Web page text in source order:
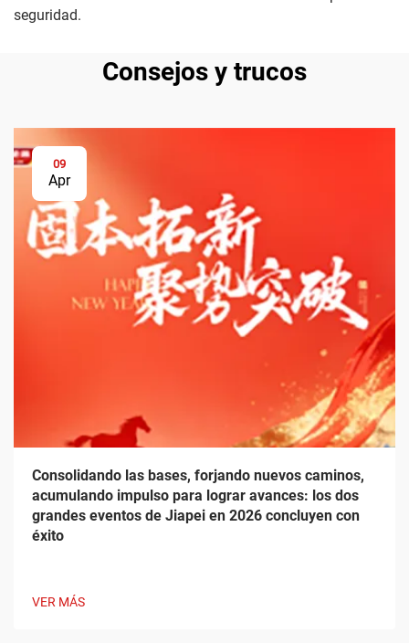
seguridad.
Consejos y trucos
09
Apr
Consolidando las bases, forjando nuevos caminos,
acumulando impulso para lograr avances: los dos
grandes eventos de Jiapei en 2026 concluyen con
éxito
VER MÁS